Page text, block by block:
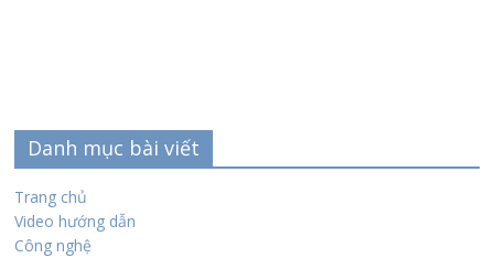
Danh mục bài viết
Trang chủ
Video hướng dẫn
Công nghệ